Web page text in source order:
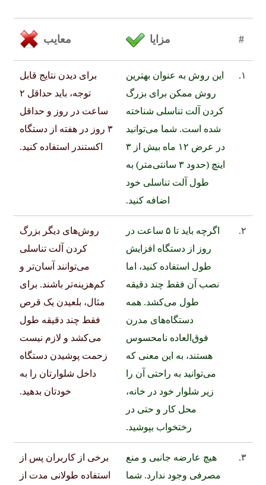
# مزایا معایب
۱.
این روش به عنوان بهترین
روش ممکن برای بزرگ
کردن آلت تناسلی شناخته
شده است. شما می‌توانید
در عرض ۱۲ ماه بیش از ۳
اینچ (حدود ۳ سانتی‌متر) به
طول آلت تناسلی خود
اضافه کنید.
برای دیدن نتایج قابل
توجه، باید حداقل ۲
ساعت در روز و حداقل
۳ روز در هفته از دستگاه
اکستندر استفاده کنید.
۲.
اگرچه باید تا ۵ ساعت در
روز از دستگاه افزایش
طول استفاده کنید، اما
نصب آن فقط چند دقیقه
طول می‌کشد. همه
دستگاه‌های مدرن
فوق‌العاده نامحسوس
هستند، به این معنی که
می‌توانید به راحتی آن را
زیر شلوار خود در خانه،
محل کار و حتی در
رختخواب بپوشید.
روش‌های دیگر بزرگ
کردن آلت تناسلی
می‌توانند آسان‌تر و
کم‌هزینه‌تر باشند. برای
مثال، بلعیدن یک قرص
فقط چند دقیقه طول
می‌کشد و لازم نیست
زحمت پوشیدن دستگاه
داخل شلوارتان را به
خودتان بدهید.
۳.
هیچ عارضه جانبی و منع
مصرفی وجود ندارد. شما
برخی از کاربران پس از
استفاده طولانی مدت از